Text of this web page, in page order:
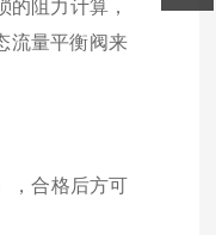
阻力计算，
流量平衡阀来
，合格后方可